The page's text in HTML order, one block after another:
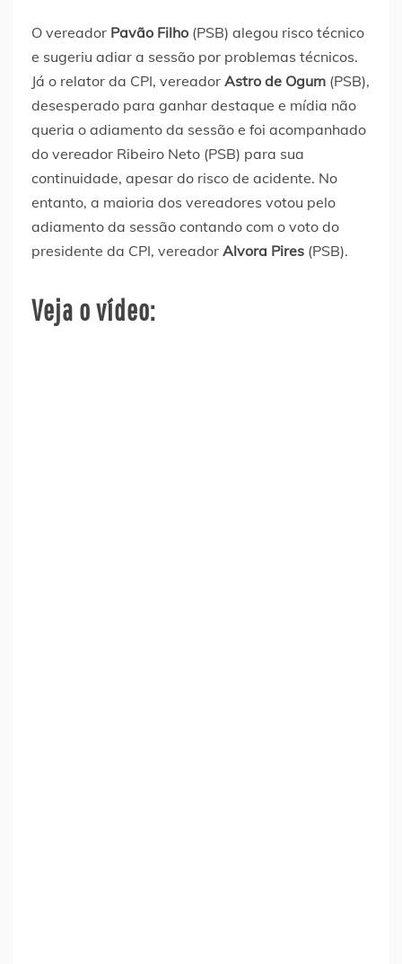
O vereador Pavão Filho (PSB) alegou risco técnico
e sugeriu adiar a sessão por problemas técnicos.
Já o relator da CPI, vereador Astro de Ogum (PSB),
desesperado para ganhar destaque e mídia não
queria o adiamento da sessão e foi acompanhado
do vereador Ribeiro Neto (PSB) para sua
continuidade, apesar do risco de acidente. No
entanto, a maioria dos vereadores votou pelo
adiamento da sessão contando com o voto do
presidente da CPI, vereador Alvora Pires (PSB).
Veja o vídeo: